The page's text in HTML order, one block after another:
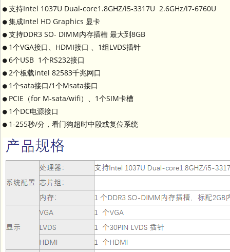
● 支持Intel 1037U Dual-core1.8GHZ/i5-3317U 2.6GHz/i7-6760U
● 集成Intel HD Graphics 显卡
● 支持DDR3 SO- DIMM内存插槽 最大到8GB
● 1个VGA接口、HDMI接口 、1组LVDS插针
● 6个USB 1个RS232接口
● 2个板载intel 82583千兆网口
● 1个sata接口/1个Msata接口
● PCIE（for M-sata/wifi）、1个SIM卡槽
● 1个DC电源接口
● 1-255秒/分，看门狗超时中段或复位系统